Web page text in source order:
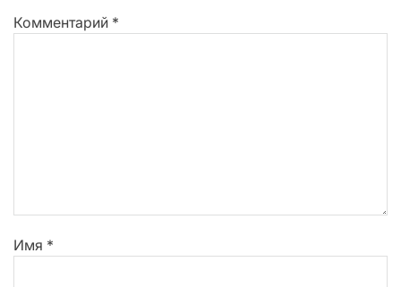
Комментарий *
Имя *